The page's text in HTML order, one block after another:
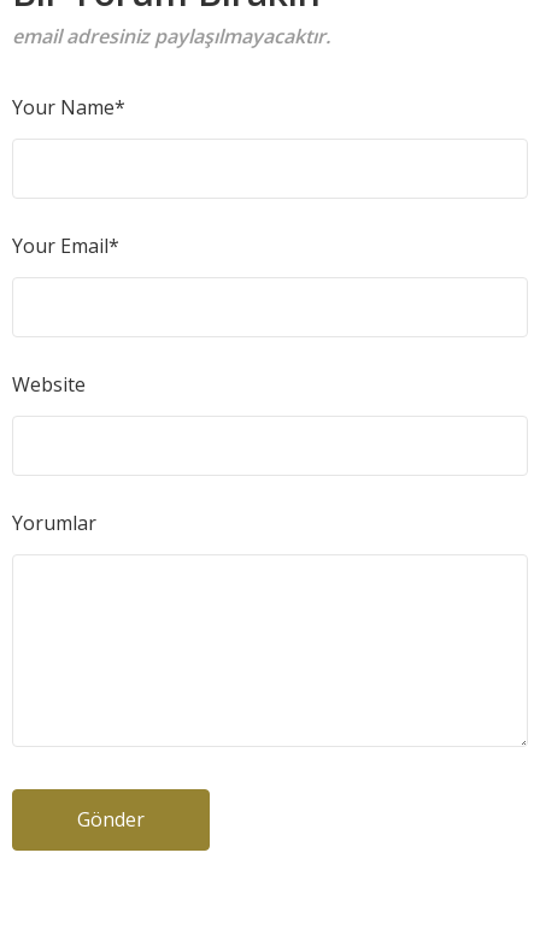
email adresiniz paylaşılmayacaktır.
Yorumlar
Your Name*
Your Email*
Website